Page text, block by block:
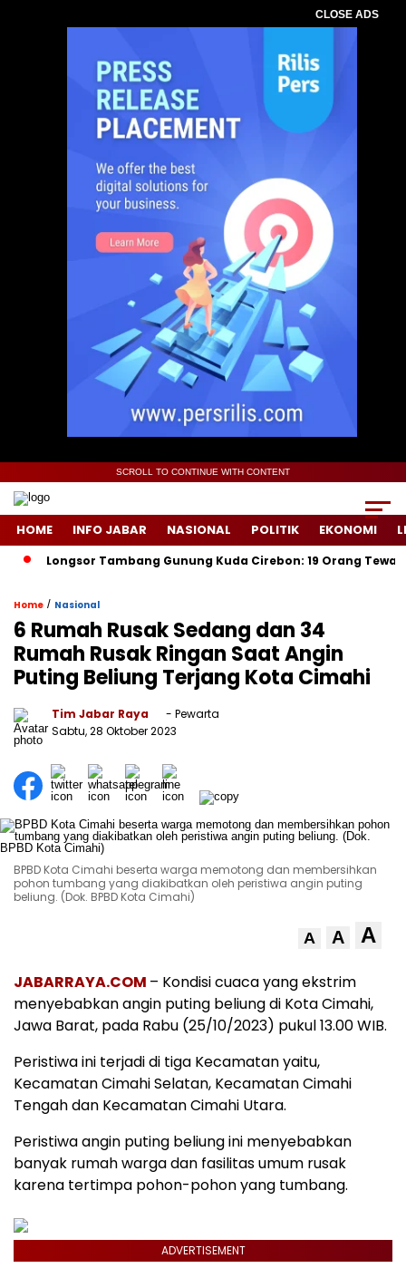
CLOSE ADS
SCROLL TO CONTINUE WITH CONTENT
HOME INFO JABAR NASIONAL POLITIK EKONOMI
Longsor Tambang Gunung Kuda Cirebon: 19 Orang Tewas,
Home / Nasional
6 Rumah Rusak Sedang dan 34
Rumah Rusak Ringan Saat Angin
Puting Beliung Terjang Kota Cimahi
Tim Jabar Raya
- Pewarta
Sabtu, 28 Oktober 2023
BPBD Kota Cimahi beserta warga memotong dan membersihkan
pohon tumbang yang diakibatkan oleh peristiwa angin puting
beliung. (Dok. BPBD Kota Cimahi)
A A A
JABARRAYA.COM – Kondisi cuaca yang ekstrim
menyebabkan angin puting beliung di Kota Cimahi,
Jawa Barat, pada Rabu (25/10/2023) pukul 13.00 WIB.
Peristiwa ini terjadi di tiga Kecamatan yaitu,
Kecamatan Cimahi Selatan, Kecamatan Cimahi
Tengah dan Kecamatan Cimahi Utara.
Peristiwa angin puting beliung ini menyebabkan
banyak rumah warga dan fasilitas umum rusak
karena tertimpa pohon-pohon yang tumbang.
ADVERTISEMENT